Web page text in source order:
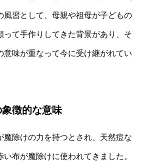
風習として、母親や祖母が子どもの
って手作りしてきた背景があり、そ
意味が重なって今に受け継がれてい
徴的な意味
魔除けの力を持つとされ、天然痘な
い布が魔除けに使われてきました。